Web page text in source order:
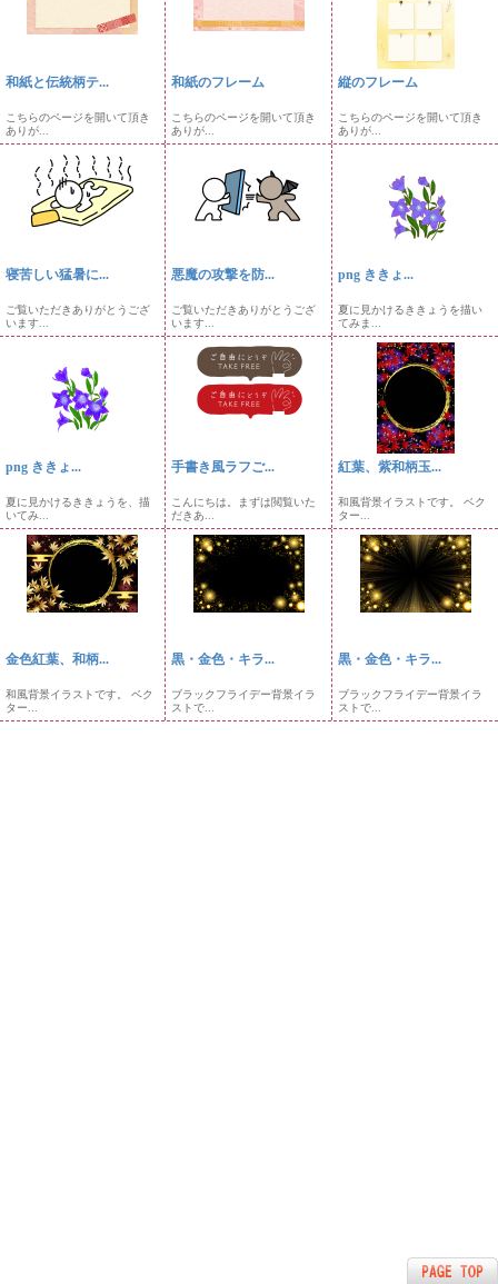
和紙と伝統柄テ...
こちらのページを開いて頂き
ありが...
和紙のフレーム
こちらのページを開いて頂き
ありが...
縦のフレーム
こちらのページを開いて頂き
ありが...
寝苦しい猛暑に...
ご覧いただきありがとうござ
います...
悪魔の攻撃を防...
ご覧いただきありがとうござ
います...
png ききょ...
夏に見かけるききょうを描い
てみま...
png ききょ...
夏に見かけるききょうを、描
いてみ...
手書き風ラフご...
こんにちは。まずは閲覧いた
だきあ...
紅葉、紫和柄玉...
和風背景イラストです。 ベク
ター...
金色紅葉、和柄...
和風背景イラストです。 ベク
ター...
黒・金色・キラ...
ブラックフライデー背景イラ
ストで...
黒・金色・キラ...
ブラックフライデー背景イラ
ストで...